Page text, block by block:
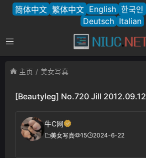
简体中文 繁体中文 English 한국인
Deutsch Italian
主页 美女写真
[Beautyleg] No.720 Jill 2012.09.12
牛C网
美女写真 15 2024-6-22